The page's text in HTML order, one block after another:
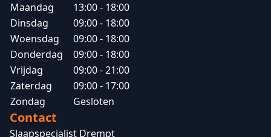
Maandag
13:00 - 18:00
Dinsdag
09:00 - 18:00
Woensdag
09:00 - 18:00
Donderdag
09:00 - 18:00
Vrijdag
09:00 - 21:00
Zaterdag
09:00 - 17:00
Zondag
Gesloten
Contact
Slaapspecialist Drempt